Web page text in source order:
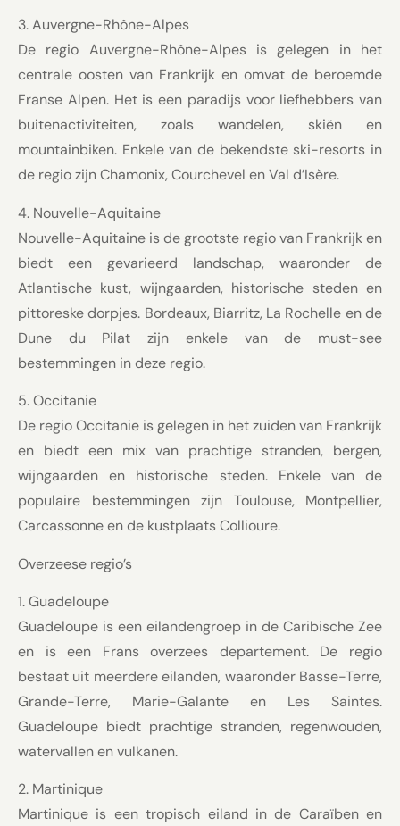
3. Auvergne-Rhône-Alpes
De regio Auvergne-Rhône-Alpes is gelegen in het
centrale oosten van Frankrijk en omvat de beroemde
Franse Alpen. Het is een paradijs voor liefhebbers van
buitenactiviteiten, zoals wandelen, skiën en
mountainbiken. Enkele van de bekendste ski-resorts in
de regio zijn Chamonix, Courchevel en Val d’Isère.
4. Nouvelle-Aquitaine
Nouvelle-Aquitaine is de grootste regio van Frankrijk en
biedt een gevarieerd landschap, waaronder de
Atlantische kust, wijngaarden, historische steden en
pittoreske dorpjes. Bordeaux, Biarritz, La Rochelle en de
Dune du Pilat zijn enkele van de must-see
bestemmingen in deze regio.
5. Occitanie
De regio Occitanie is gelegen in het zuiden van Frankrijk
en biedt een mix van prachtige stranden, bergen,
wijngaarden en historische steden. Enkele van de
populaire bestemmingen zijn Toulouse, Montpellier,
Carcassonne en de kustplaats Collioure.
Overzeese regio’s
1. Guadeloupe
Guadeloupe is een eilandengroep in de Caribische Zee
en is een Frans overzees departement. De regio
bestaat uit meerdere eilanden, waaronder Basse-Terre,
Grande-Terre, Marie-Galante en Les Saintes.
Guadeloupe biedt prachtige stranden, regenwouden,
watervallen en vulkanen.
2. Martinique
Martinique is een tropisch eiland in de Caraïben en